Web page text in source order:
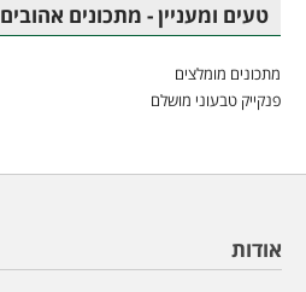
טעים ומעניין - מתכונים אהובים
מתכונים מומלצים
פנקייק טבעוני מושלם
אודות